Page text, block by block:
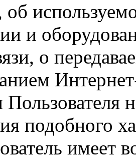
и
о
подобного
имеет